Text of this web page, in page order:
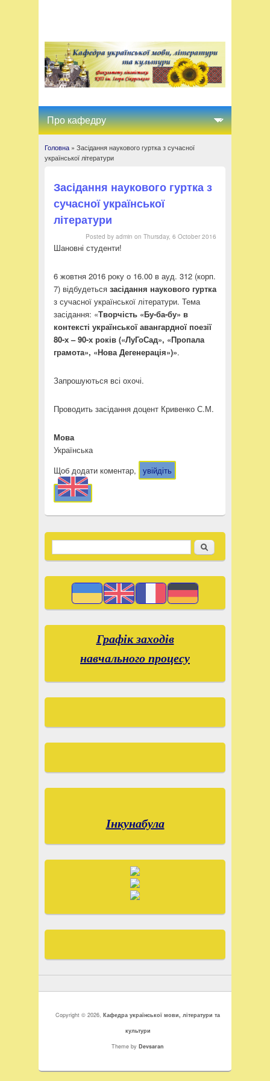
Ви є тут
Головна» Засідання наукового гуртка з сучасної
української літератури
Засідання наукового гуртка з
сучасної української
літератури
Posted byadmin onThursday, 6 October 2016
Шановні студенти!
6 жовтня 2016 року о 16.00 в ауд. 312 (корп.
7) відбудеться засідання наукового гуртка
з сучасної української літератури. Тема
засідання: «Творчість «Бу-ба-бу» в
контексті української авангардної поезії
80-х – 90-х років («ЛуГоСад», «Пропала
грамота», «Нова Дегенерація»)».
Запрошуються всі охочі.
Проводить засідання доцент Кривенко С.М.
Мова
Українська
Щоб додати коментар,
увійдіть
Пошукова форма Пошук
Графік заходів
навчального процесу
Інкунабула
Copyright © 2026,Кафедра української мови, літератури та
культури
Theme byDevsaran